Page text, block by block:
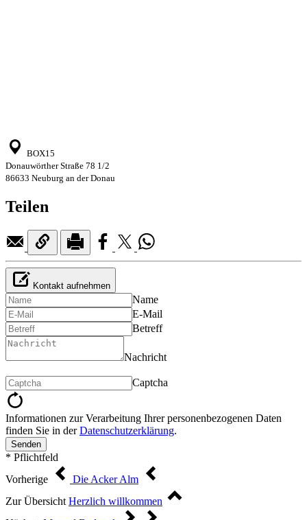
BOX15
Donauwörther Straße 78 1/2
86633 Neuburg an der Donau
Teilen
Kontakt aufnehmen
Name
E-Mail
Betreff
Nachricht
Captcha
Informationen zur Verarbeitung Ihrer personenbezogenen Daten
finden Sie in derDatenschutzerklärung.
Senden
* Pflichtfeld
Vorherige
Die Acker Alm
Zur Übersicht Herzlich willkommen